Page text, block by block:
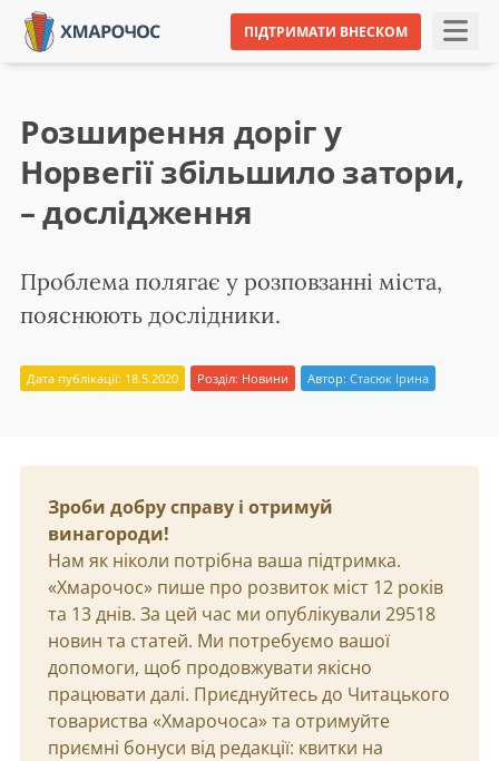
ПІДТРИМАТИ ВНЕСКОМ
Розширення доріг у
Норвегії збільшило затори,
– дослідження
Проблема полягає у розповзанні міста,
пояснюють дослідники.
Дата публікації: 18.5.2020 Розділ: Новини Автор: Стасюк Ірина
Зроби добру справу і отримуй
винагороди!
Нам як ніколи потрібна ваша підтримка.
«Хмарочос» пише про розвиток міст 12 років
та 13 днів. За цей час ми опублікували 29518
новин та статей. Ми потребуємо вашої
допомоги, щоб продовжувати якісно
працювати далі. Приєднуйтесь до Читацького
товариства «Хмарочоса» та отримуйте
приємні бонуси від редакції: квитки на